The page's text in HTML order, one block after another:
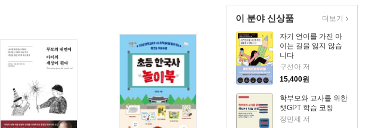
이 분야 신상품
자기 언어를 가진 아
이는 길을 잃지 않습
니다
구선아 저
15,400원
학부모와 교사를 위한
챗GPT 학습 코칭
정민제 저
더보기